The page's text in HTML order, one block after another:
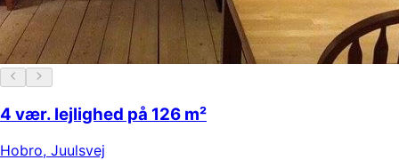
4 vær. lejlighed på 126 m²
Hobro, Juulsvej